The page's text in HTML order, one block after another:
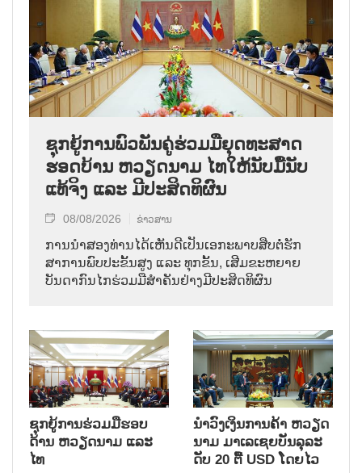
ຊຸກ​ຍູ້​ການ​ພົວ​ພັນ​ຄູ່​ຮ່ວມ​ມື​ຍຸດ​ທະ​ສາດ​
ຮອດ​ບ້ານ ຫວຽດ​ນາມ ໄທ​ໃຫ້​ນັບ​ມື້​ນັບ​
ແທ້​ຈິງ ແລະ ມີ​ປະ​ສິດ​ທິ​ຜົນ
08/08/2026 ຂ່າວສານ
ການ​ນຳ​ສອງ​ທ່ານ​ໄດ້​ເຫັນ​ດີ​ເປັນ​ເອ​ກະ​ພາບ​ສືບ​ຕໍ່​ຮັກ​
ສາ​ການ​ພົບ​ປະ​ຂັ້ນ​ສູງ ແລະ ທຸກ​ຂັ້ນ, ເສີມ​ຂະ​ຫຍາຍ​
ບັນ​ດາ​ກົນ​ໄກ​ຮ່ວມ​ມື​ສຳ​ຄັນ​ຢ່າງ​ມີ​ປະ​ສິດ​ທິ​ຜົນ
ຊຸກຍູ້ການຮ່ວມມືຮອບ
ດ້ານ ຫວຽດນາມ ແລະ
ໄທ
ນຳ​ວົງ​ເງິນ​ການ​ຄ້າ ຫວຽດ​
ນາມ ມາ​ເລ​ເຊຍ​ບັນ​ລຸ​ລະ​
ດັບ 20 ຕື້ USD ໂດຍ​ໄວ